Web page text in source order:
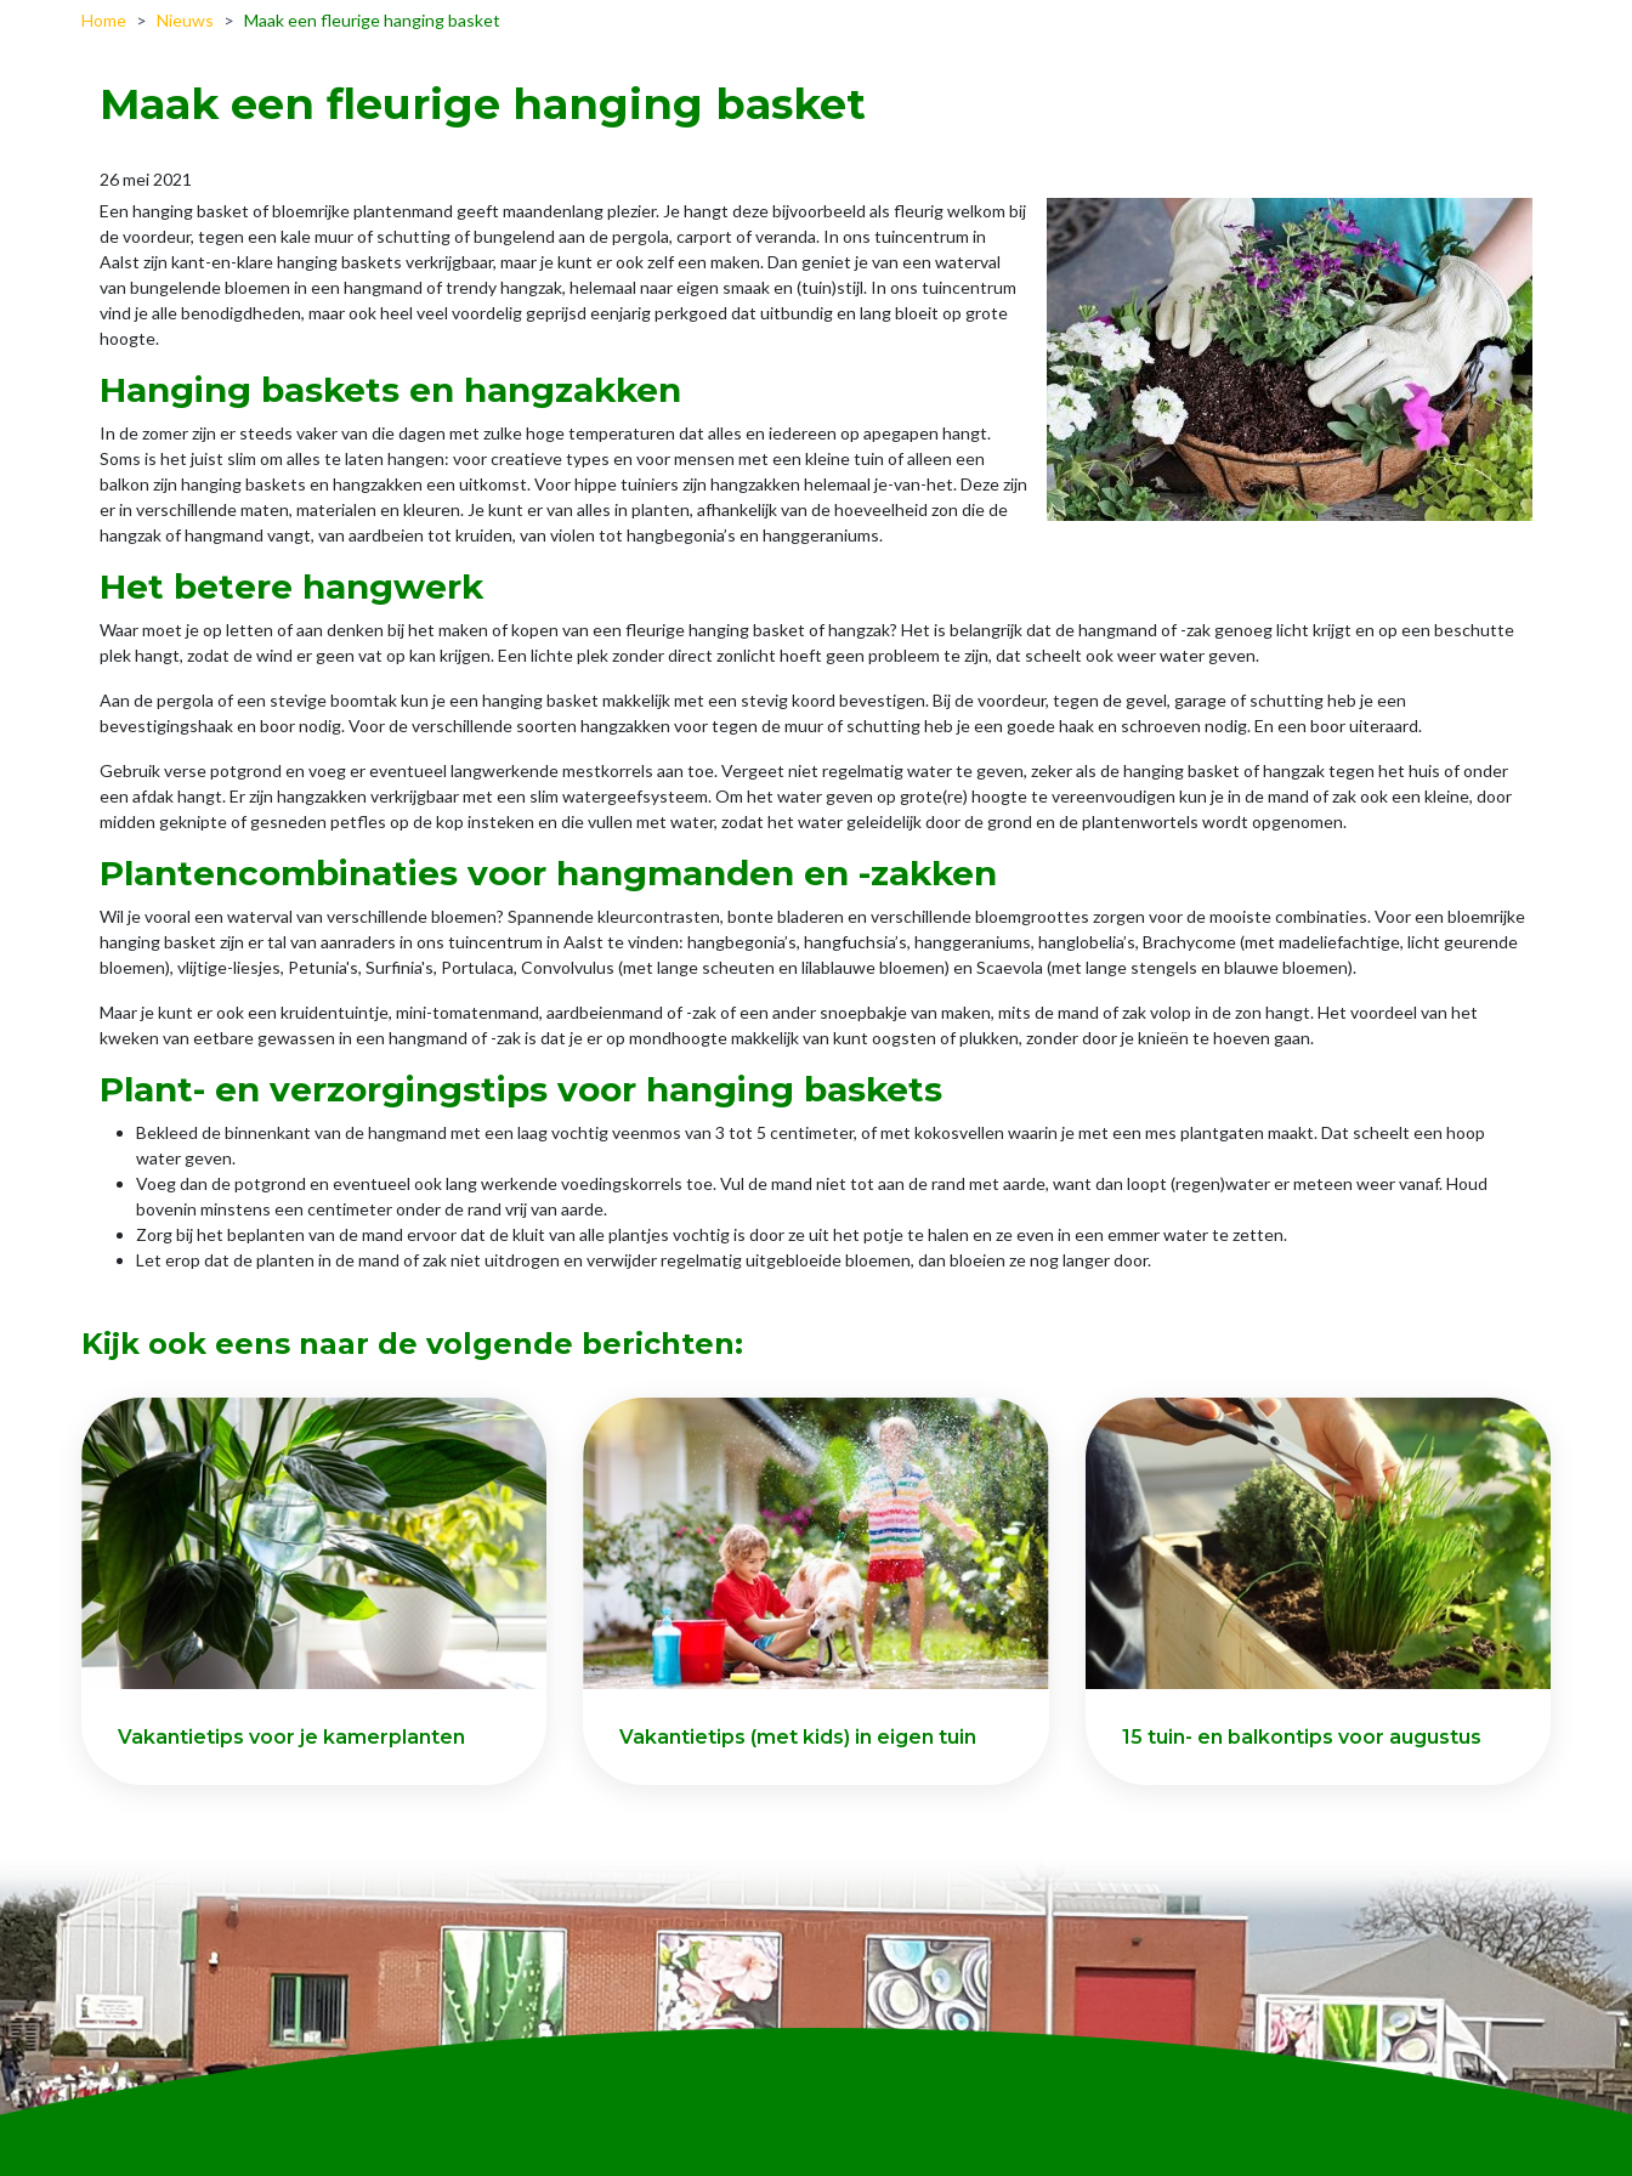
Home > Nieuws > Maak een fleurige hanging basket
Maak een fleurige hanging basket
26 mei 2021
Een hanging basket of bloemrijke plantenmand geeft maandenlang plezier. Je hangt deze bijvoorbeeld als fleurig welkom bij
de voordeur, tegen een kale muur of schutting of bungelend aan de pergola, carport of veranda. In ons tuincentrum in
Aalst zijn kant-en-klare hanging baskets verkrijgbaar, maar je kunt er ook zelf een maken. Dan geniet je van een waterval
van bungelende bloemen in een hangmand of trendy hangzak, helemaal naar eigen smaak en (tuin)stijl. In ons tuincentrum
vind je alle benodigdheden, maar ook heel veel voordelig geprijsd eenjarig perkgoed dat uitbundig en lang bloeit op grote
hoogte.
Hanging baskets en hangzakken
In de zomer zijn er steeds vaker van die dagen met zulke hoge temperaturen dat alles en iedereen op apegapen hangt.
Soms is het juist slim om alles te laten hangen: voor creatieve types en voor mensen met een kleine tuin of alleen een
balkon zijn hanging baskets en hangzakken een uitkomst. Voor hippe tuiniers zijn hangzakken helemaal je-van-het. Deze zijn
er in verschillende maten, materialen en kleuren. Je kunt er van alles in planten, afhankelijk van de hoeveelheid zon die de
hangzak of hangmand vangt, van aardbeien tot kruiden, van violen tot hangbegonia’s en hanggeraniums.
Het betere hangwerk
Waar moet je op letten of aan denken bij het maken of kopen van een fleurige hanging basket of hangzak? Het is belangrijk dat de hangmand of -zak genoeg licht krijgt en op een beschutte
plek hangt, zodat de wind er geen vat op kan krijgen. Een lichte plek zonder direct zonlicht hoeft geen probleem te zijn, dat scheelt ook weer water geven.
Aan de pergola of een stevige boomtak kun je een hanging basket makkelijk met een stevig koord bevestigen. Bij de voordeur, tegen de gevel, garage of schutting heb je een
bevestigingshaak en boor nodig. Voor de verschillende soorten hangzakken voor tegen de muur of schutting heb je een goede haak en schroeven nodig. En een boor uiteraard.
Gebruik verse potgrond en voeg er eventueel langwerkende mestkorrels aan toe. Vergeet niet regelmatig water te geven, zeker als de hanging basket of hangzak tegen het huis of onder
een afdak hangt. Er zijn hangzakken verkrijgbaar met een slim watergeefsysteem. Om het water geven op grote(re) hoogte te vereenvoudigen kun je in de mand of zak ook een kleine, door
midden geknipte of gesneden petfles op de kop insteken en die vullen met water, zodat het water geleidelijk door de grond en de plantenwortels wordt opgenomen.
Plantencombinaties voor hangmanden en -zakken
Wil je vooral een waterval van verschillende bloemen? Spannende kleurcontrasten, bonte bladeren en verschillende bloemgroottes zorgen voor de mooiste combinaties. Voor een bloemrijke
hanging basket zijn er tal van aanraders in ons tuincentrum in Aalst te vinden: hangbegonia’s, hangfuchsia’s, hanggeraniums, hanglobelia’s, Brachycome (met madeliefachtige, licht geurende
bloemen), vlijtige-liesjes, Petunia's, Surfinia's, Portulaca, Convolvulus (met lange scheuten en lilablauwe bloemen) en Scaevola (met lange stengels en blauwe bloemen).
Maar je kunt er ook een kruidentuintje, mini-tomatenmand, aardbeienmand of -zak of een ander snoepbakje van maken, mits de mand of zak volop in de zon hangt. Het voordeel van het
kweken van eetbare gewassen in een hangmand of -zak is dat je er op mondhoogte makkelijk van kunt oogsten of plukken, zonder door je knieën te hoeven gaan.
Plant- en verzorgingstips voor hanging baskets
Bekleed de binnenkant van de hangmand met een laag vochtig veenmos van 3 tot 5 centimeter, of met kokosvellen waarin je met een mes plantgaten maakt. Dat scheelt een hoop
water geven.
Voeg dan de potgrond en eventueel ook lang werkende voedingskorrels toe. Vul de mand niet tot aan de rand met aarde, want dan loopt (regen)water er meteen weer vanaf. Houd
bovenin minstens een centimeter onder de rand vrij van aarde.
Zorg bij het beplanten van de mand ervoor dat de kluit van alle plantjes vochtig is door ze uit het potje te halen en ze even in een emmer water te zetten.
Let erop dat de planten in de mand of zak niet uitdrogen en verwijder regelmatig uitgebloeide bloemen, dan bloeien ze nog langer door.
Kijk ook eens naar de volgende berichten:
Vakantietips voor je kamerplanten Vakantietips (met kids) in eigen tuin 15 tuin- en balkontips voor augustus